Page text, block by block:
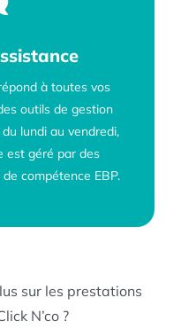
à toutes vos
outils de gestion
lundi au vendredi,
est géré par des
compétence EBP.
sur les prestations
N’co ?